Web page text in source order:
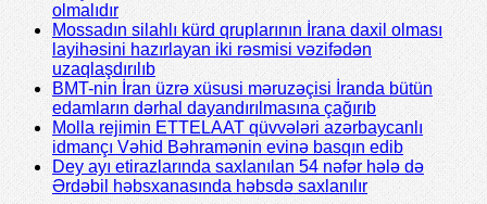
olmalıdır
Mossadın silahlı kürd qruplarının İrana daxil olması
layihəsini hazırlayan iki rəsmisi vəzifədən
uzaqlaşdırılıb
BMT-nin İran üzrə xüsusi məruzəçisi İranda bütün
edamların dərhal dayandırılmasına çağırıb
Molla rejimin ETTELAAT qüvvələri azərbaycanlı
idmançı Vəhid Bəhramənin evinə basqın edib
Dey ayı etirazlarında saxlanılan 54 nəfər hələ də
Ərdəbil həbsxanasında həbsdə saxlanılır